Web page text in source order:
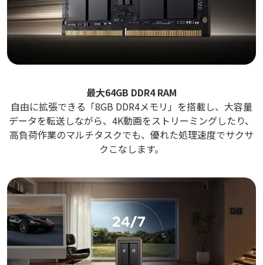
最大64GB DDR4 RAM
自由に拡張できる「8GB DDR4メモリ」を搭載し、大容量
データを転送しながら、4K動画をストリーミングしたり、
高負荷作業のマルチタスクでも、優れた処理速度でサクサ
クこなします。